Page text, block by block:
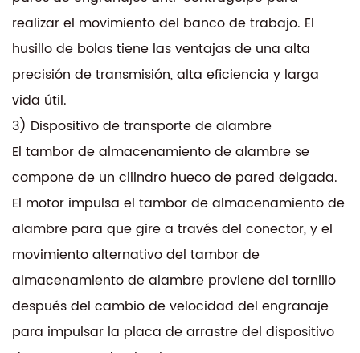
realizar el movimiento del banco de trabajo. El
husillo de bolas tiene las ventajas de una alta
precisión de transmisión, alta eficiencia y larga
vida útil.
3) Dispositivo de transporte de alambre
El tambor de almacenamiento de alambre se
compone de un cilindro hueco de pared delgada.
El motor impulsa el tambor de almacenamiento de
alambre para que gire a través del conector, y el
movimiento alternativo del tambor de
almacenamiento de alambre proviene del tornillo
después del cambio de velocidad del engranaje
para impulsar la placa de arrastre del dispositivo